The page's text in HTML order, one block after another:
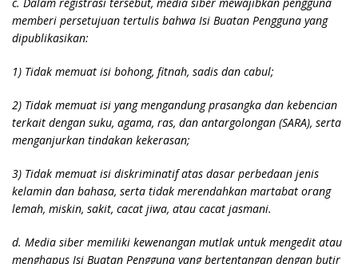
memberi persetujuan tertulis bahwa Isi Buatan Pengguna yang
dipublikasikan:
1) Tidak memuat isi bohong, fitnah, sadis dan cabul;
2) Tidak memuat isi yang mengandung prasangka dan kebencian
terkait dengan suku, agama, ras, dan antargolongan (SARA), serta
menganjurkan tindakan kekerasan;
3) Tidak memuat isi diskriminatif atas dasar perbedaan jenis
kelamin dan bahasa, serta tidak merendahkan martabat orang
lemah, miskin, sakit, cacat jiwa, atau cacat jasmani.
d. Media siber memiliki kewenangan mutlak untuk mengedit atau
menghapus Isi Buatan Pengguna yang bertentangan dengan butir